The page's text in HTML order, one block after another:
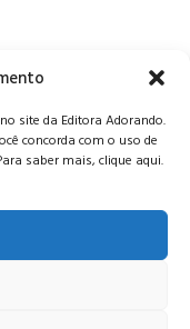
site da Editora Adorando.
concorda com o uso de
saber mais, clique aqui.
- Portaria 04, Vila da
065 - MG